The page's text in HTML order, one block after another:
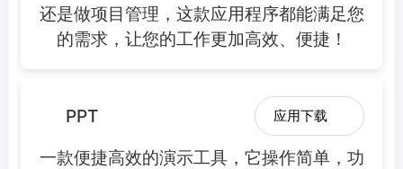
还是做项目管理，这款应用程序都能满足您
的需求，让您的工作更加高效、便捷！
PPT 应用下载
一款便捷高效的演示工具，它操作简单，功